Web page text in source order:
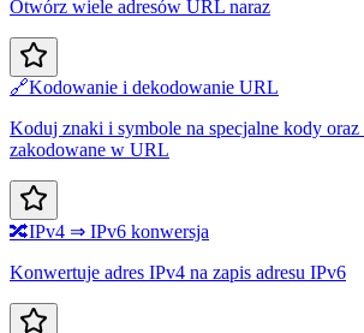
Otwórz wiele adresów URL naraz
🔗Kodowanie i dekodowanie URL
Koduj znaki i symbole na specjalne kody
zakodowane w URL
🔀IPv4 ⇒ IPv6 konwersja
Konwertuje adres IPv4 na zapis adresu IPv6